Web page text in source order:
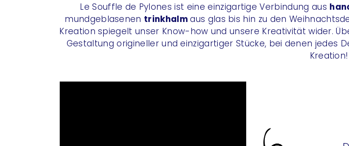
Le Souffle de Pylones ist eine einzigartige Verbindung aus
mundgeblasenen trinkhalmaus glas bis hin zu den
Kreation spiegelt unser Know-how und unsere Kreativität wider.
Gestaltung origineller und einzigartiger Stücke, bei denen jedes
Kreation!